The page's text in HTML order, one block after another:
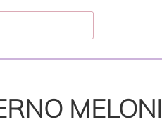
MELONI